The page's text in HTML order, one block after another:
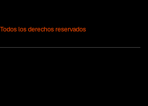
los derechos reservados